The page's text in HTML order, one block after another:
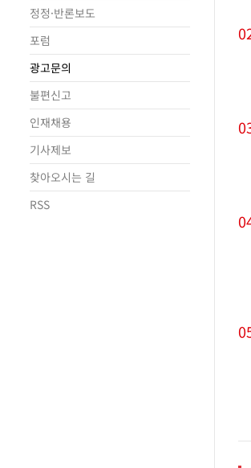
정정·반론보도
포럼
광고문의
불편신고
인재채용
기사제보
찾아오시는 길
RSS